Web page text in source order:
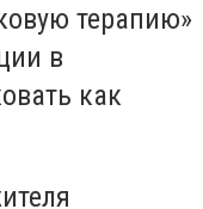
терапию»
в
как